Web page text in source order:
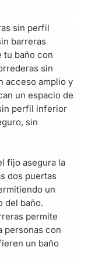
sin perfil
barreras
tu baño con
sin
acceso amplio y
un espacio de
perfil inferior
sin
fijo asegura la
dos puertas
un
del baño.
permite
personas con
un baño